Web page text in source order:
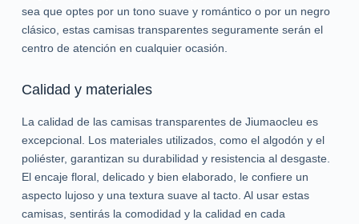
sea que optes por un tono suave y romántico o por un negro
clásico, estas camisas transparentes seguramente serán el
centro de atención en cualquier ocasión.
Calidad y materiales
La calidad de las camisas transparentes de Jiumaocleu es
excepcional. Los materiales utilizados, como el algodón y el
poliéster, garantizan su durabilidad y resistencia al desgaste.
El encaje floral, delicado y bien elaborado, le confiere un
aspecto lujoso y una textura suave al tacto. Al usar estas
camisas, sentirás la comodidad y la calidad en cada